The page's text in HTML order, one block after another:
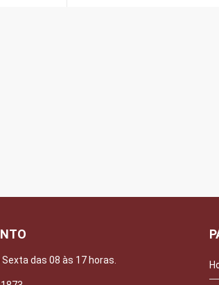
Sexta das 08 às 17 horas.